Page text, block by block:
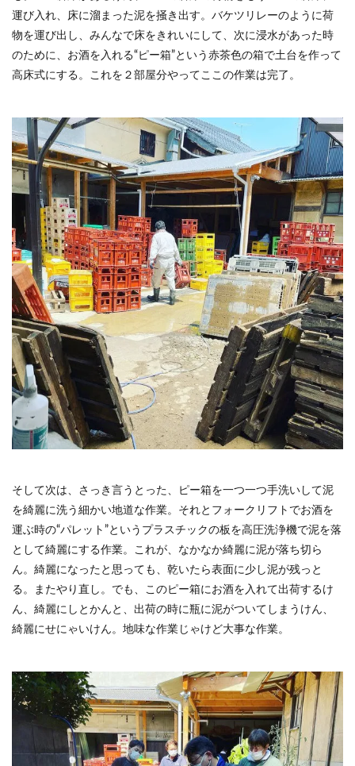
運び入れ、床に溜まった泥を掻き出す。バケツリレーのように荷
物を運び出し、みんなで床をきれいにして、次に浸水があった時
のために、お酒を入れる“ピー箱”という赤茶色の箱で土台を作って
高床式にする。これを２部屋分やってここの作業は完了。
そして次は、さっき言うとった、ピー箱を一つ一つ手洗いして泥
を綺麗に洗う細かい地道な作業。それとフォークリフトでお酒を
運ぶ時の“パレット”というプラスチックの板を高圧洗浄機で泥を落
として綺麗にする作業。これが、なかなか綺麗に泥が落ち切ら
ん。綺麗になったと思っても、乾いたら表面に少し泥が残っと
る。またやり直し。でも、このピー箱にお酒を入れて出荷するけ
ん、綺麗にしとかんと、出荷の時に瓶に泥がついてしまうけん、
綺麗にせにゃいけん。地味な作業じゃけど大事な作業。